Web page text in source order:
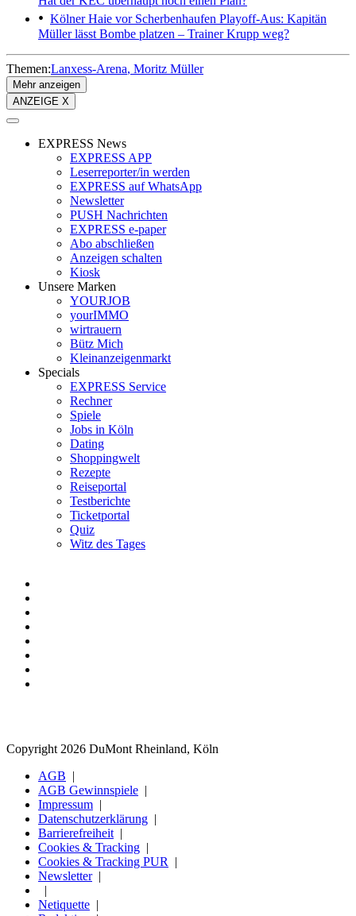
Kölner Haie vor Scherbenhaufen Playoff-Aus: Kapitän
Müller lässt Bombe platzen – Trainer Krupp weg?
Themen:Lanxess-Arena Moritz Müller
Mehr anzeigen
ANZEIGE X
EXPRESS News
EXPRESS APP
Leserreporter/in werden
EXPRESS auf WhatsApp
Newsletter
PUSH Nachrichten
EXPRESS e-paper
Abo abschließen
Anzeigen schalten
Kiosk
Unsere Marken
YOURJOB
yourIMMO
wirtrauern
Bütz Mich
Kleinanzeigenmarkt
Specials
EXPRESS Service
Rechner
Spiele
Jobs in Köln
Dating
Shoppingwelt
Rezepte
Reiseportal
Testberichte
Ticketportal
Quiz
Witz des Tages
Copyright 2026 DuMont Rheinland, Köln
AGB
AGB Gewinnspiele
Impressum
Datenschutzerklärung
Barrierefreiheit
Cookies & Tracking
Cookies & Tracking PUR
Newsletter
Netiquette